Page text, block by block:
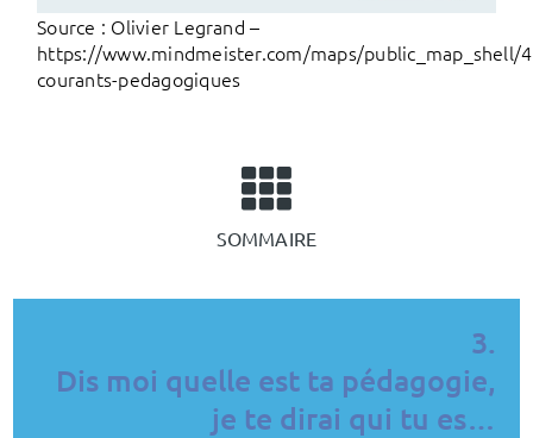
Source : Olivier Legrand –
https://www.mindmeister.com/maps/public_map_shell/
courants-pedagogiques
SOMMAIRE
3.
Dis moi quelle est ta pédagogie,
je te dirai qui tu es…